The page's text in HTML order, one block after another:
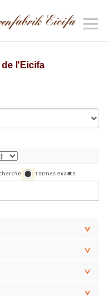
de l'Eicifa
Termes exacte